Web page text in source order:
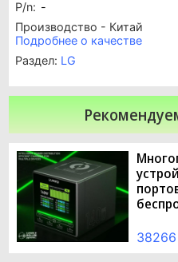
P/n: -
Производство - Китай
Подробнее о качестве
Раздел: LG
38266